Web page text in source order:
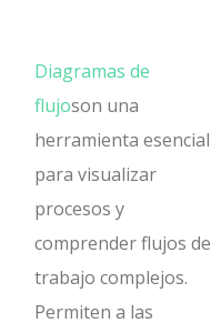
Diagramas de
flujoson una
herramienta esencial
para visualizar
procesos y
comprender flujos de
trabajo complejos.
Permiten a las